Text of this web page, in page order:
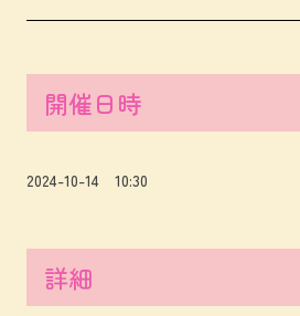
開催日時
2024-10-14 10:30
詳細